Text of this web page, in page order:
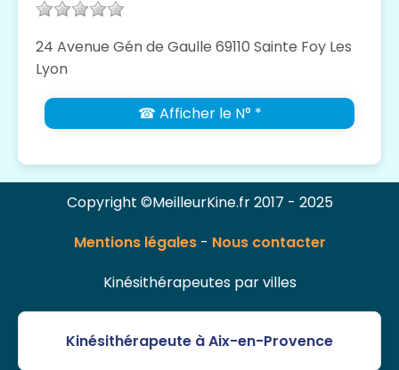
24 Avenue Gén de Gaulle 69110 Sainte Foy Les
Lyon
☎ Afficher le N° *
Copyright ©MeilleurKine.fr 2017 - 2025
Mentions légales- Nous contacter
Kinésithérapeutes par villes
Kinésithérapeute à Aix-en-Provence